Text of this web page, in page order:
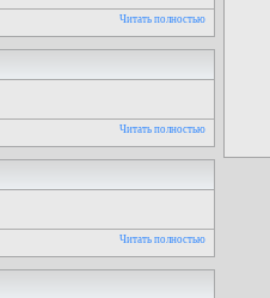
Читать полностью
Читать полностью
Читать полностью